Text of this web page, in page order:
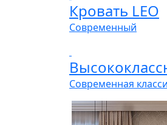
Кровать LEO
Современный
Современная